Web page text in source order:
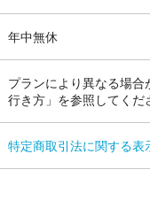
年中無休
プランにより異なる場
行き方」を参照してくだ
特定商取引法に関する表